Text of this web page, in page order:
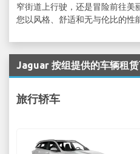
窄街道上行驶，还是冒险前往美
您以风格、舒适和无与伦比的性
Jaguar 按组提供的车辆租
旅行轿车